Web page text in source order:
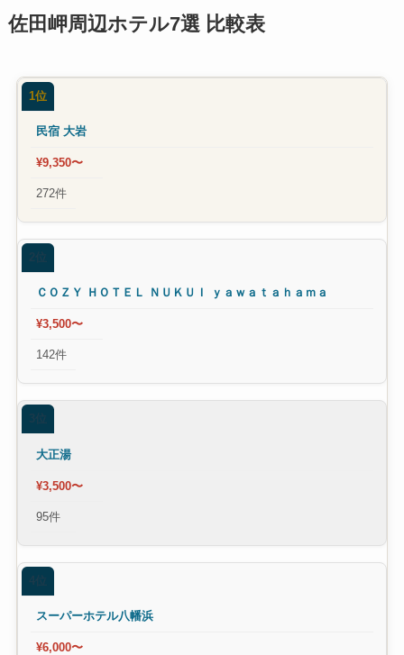
佐田岬周辺ホテル7選 比較表
1位
民宿 大岩
¥9,350〜
272件
2位
ＣＯＺＹ ＨＯＴＥＬ ＮＵＫＵＩ ｙａｗａｔａｈａｍａ
¥3,500〜
142件
3位
大正湯
¥3,500〜
95件
4位
スーパーホテル八幡浜
¥6,000〜